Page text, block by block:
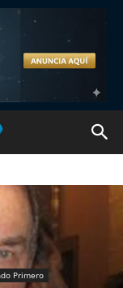
Primero